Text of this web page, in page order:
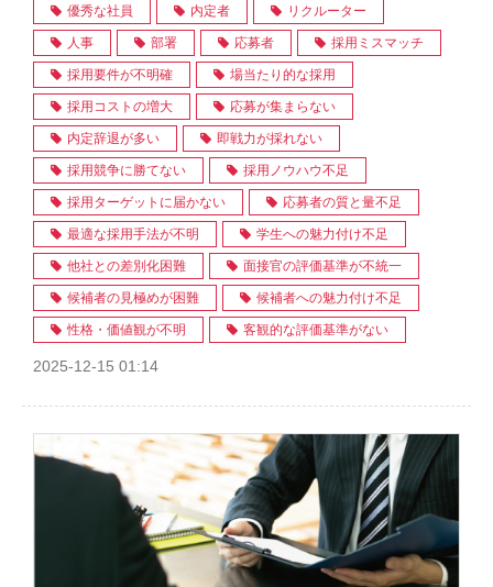
優秀な社員 内定者 リクルーター
人事 部署 応募者 採用ミスマッチ
採用要件が不明確 場当たり的な採用
採用コストの増大 応募が集まらない
内定辞退が多い 即戦力が採れない
採用競争に勝てない 採用ノウハウ不足
採用ターゲットに届かない 応募者の質と量不足
最適な採用手法が不明 学生への魅力付け不足
他社との差別化困難 面接官の評価基準が不統一
候補者の見極めが困難 候補者への魅力付け不足
性格・価値観が不明 客観的な評価基準がない
2025-12-15 01:14